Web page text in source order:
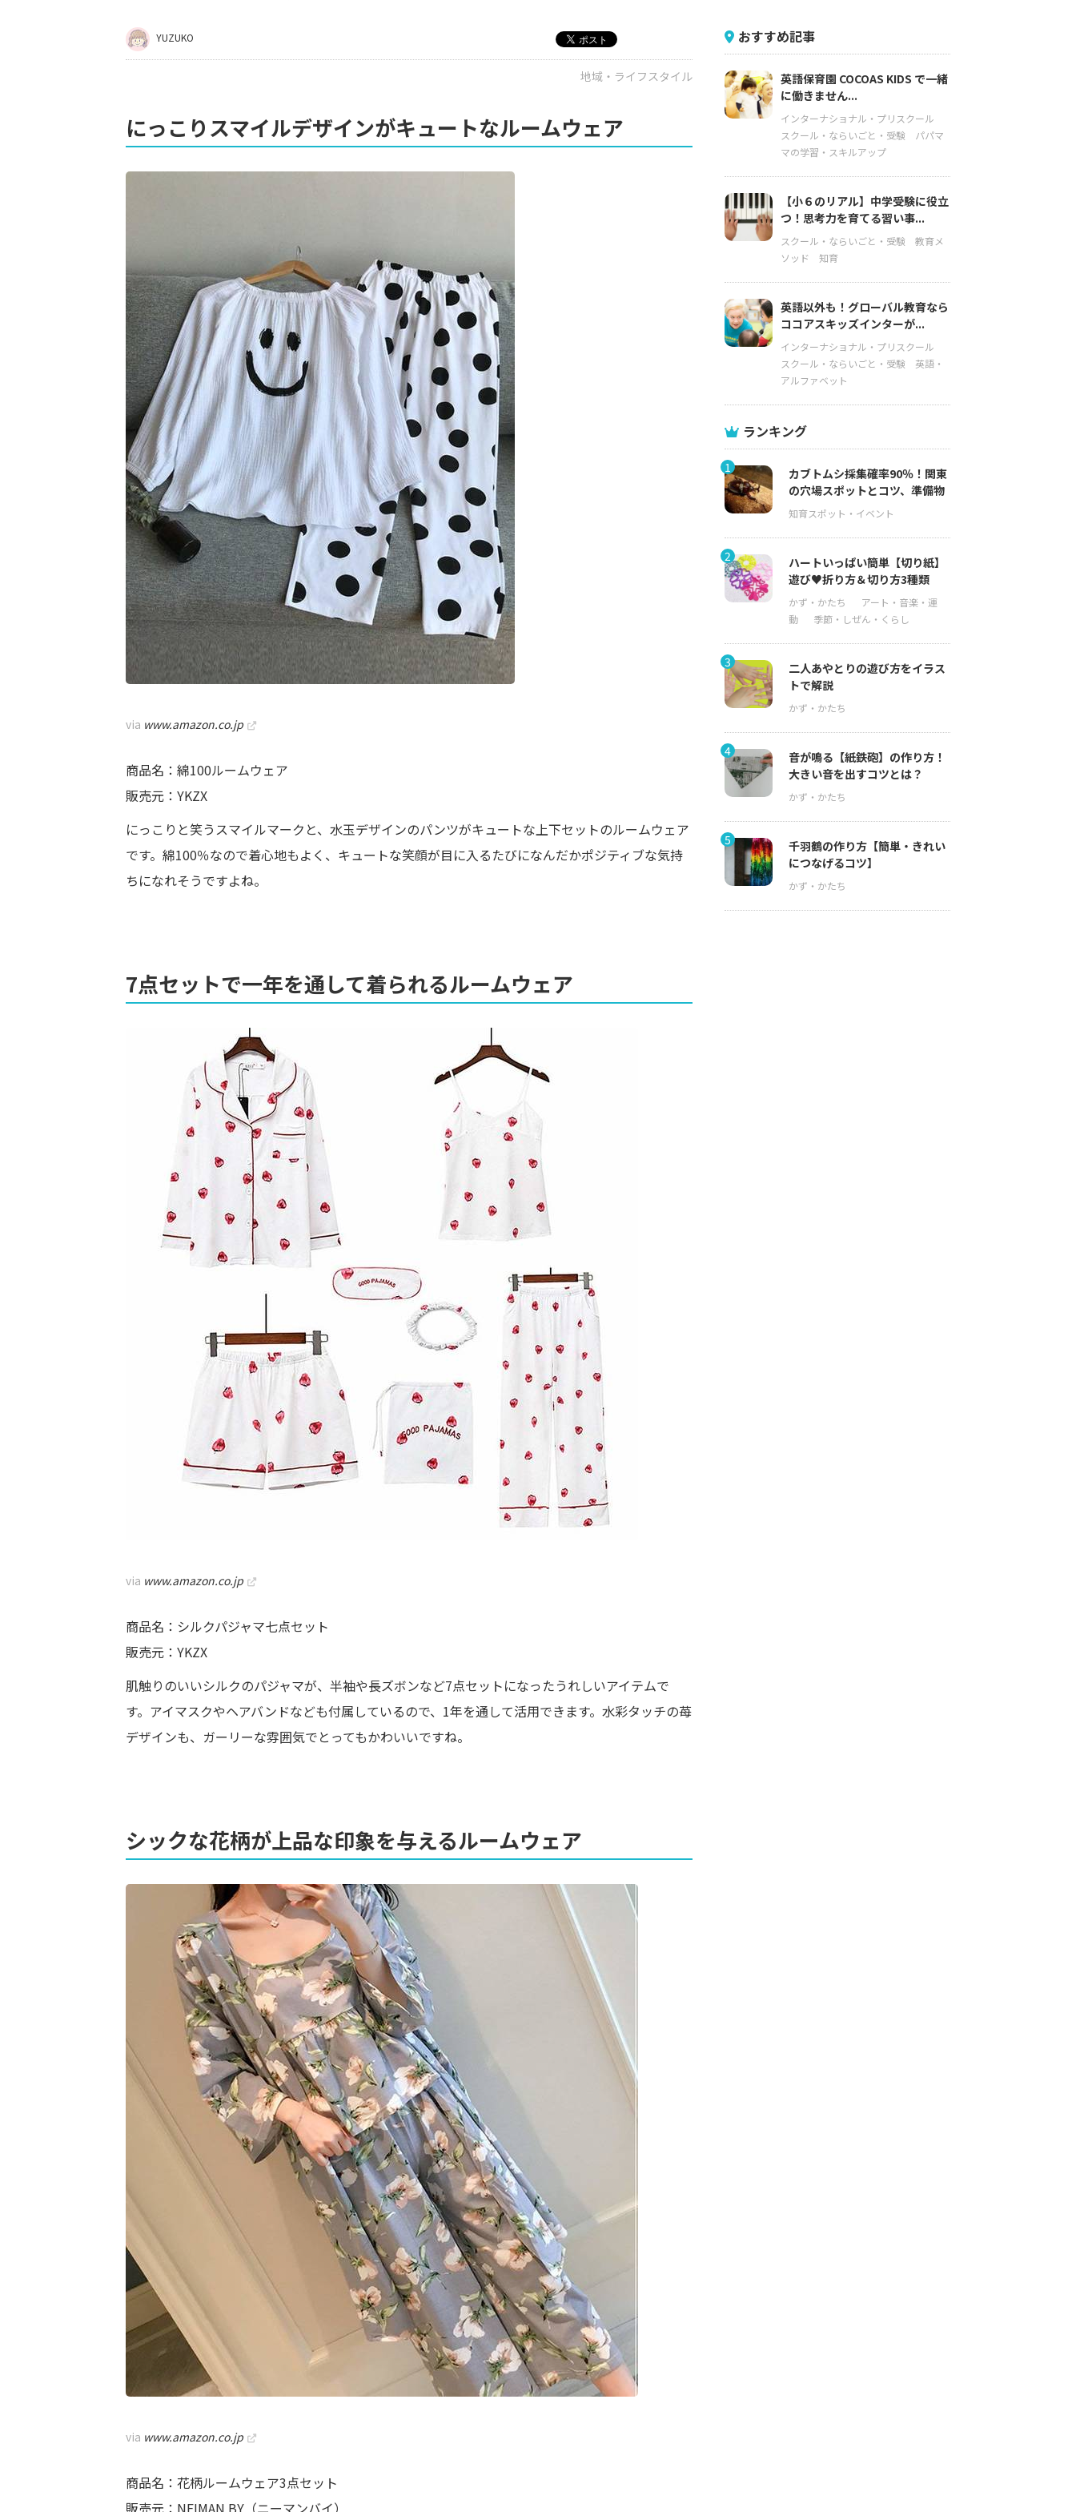
YUZUKO
地域・ライフスタイル
にっこりスマイルデザインがキュートなルームウェア
via www.amazon.co.jp
商品名：綿100ルームウェア
販売元：YKZX
にっこりと笑うスマイルマークと、水玉デザインのパンツがキュートな上下セットのルームウェア
です。綿100％なので着心地もよく、キュートな笑顔が目に入るたびになんだかポジティブな気持
ちになれそうですよね。
7点セットで一年を通して着られるルームウェア
via www.amazon.co.jp
商品名：シルクパジャマ七点セット
販売元：YKZX
肌触りのいいシルクのパジャマが、半袖や長ズボンなど7点セットになったうれしいアイテムで
す。アイマスクやヘアバンドなども付属しているので、1年を通して活用できます。水彩タッチの苺
デザインも、ガーリーな雰囲気でとってもかわいいですね。
シックな花柄が上品な印象を与えるルームウェア
via www.amazon.co.jp
商品名：花柄ルームウェア3点セット
販売元：NEIMAN BY（ニーマンバイ）
おすすめ記事
英語保育園 COCOAS KIDS で一緒
に働きません...
インターナショナル・プリスクール
スクール・ならいごと・受験
パパマ
マの学習・スキルアップ
【小６のリアル】中学受験に役立
つ！思考力を育てる習い事...
スクール・ならいごと・受験
教育メ
ソッド
知育
英語以外も！グローバル教育なら
ココアスキッズインターが...
インターナショナル・プリスクール
スクール・ならいごと・受験
英語・
アルファベット
ランキング
1
カブトムシ採集確率90％！関東
の穴場スポットとコツ、準備物
2
ハートいっぱい簡単【切り紙】
遊び♥折り方＆切り方3種類
3
二人あやとりの遊び方をイラス
トで解説
4
音が鳴る【紙鉄砲】の作り方！
大きい音を出すコツとは？
5
千羽鶴の作り方【簡単・きれい
につなげるコツ】